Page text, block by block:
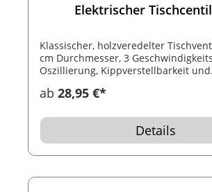
Elektrischer
Klassischer, holzveredelter
cm Durchmesser, 3
Oszillierung, Kippverstellbarkeit und
Sommernächten verwenden und ein
ab 28,95 €*
Details